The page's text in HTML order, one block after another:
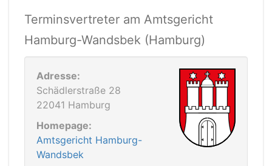
Terminsvertreter am Amtsgericht
Hamburg-Wandsbek (Hamburg)
Adresse:
Schädlerstraße 28
22041 Hamburg
Homepage:
Amtsgericht Hamburg-
Wandsbek